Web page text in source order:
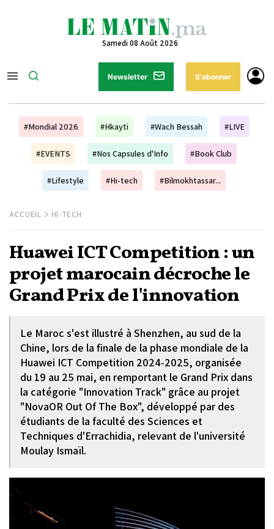
Samedi 08 Août 2026
Newsletter S'abonner
#Mondial 2026 #Hkayti #Wach Bessah #LIVE
#EVENTS #Nos Capsules d'Info #Book Club
#Lifestyle #Hi-tech #Bilmokhtassar...
ACCUEIL HI-TECH
Huawei ICT Competition : un
projet marocain décroche le
Grand Prix de l'innovation
Le Maroc s'est illustré à Shenzhen, au sud de la
Chine, lors de la finale de la phase mondiale de la
Huawei ICT Competition 2024-2025, organisée
du 19 au 25 mai, en remportant le Grand Prix dans
la catégorie "Innovation Track" grâce au projet
"NovaOR Out Of The Box", développé par des
étudiants de la faculté des Sciences et
Techniques d'Errachidia, relevant de l'université
Moulay Ismaïl.